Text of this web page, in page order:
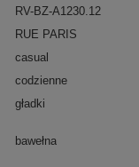
RV-BZ-A1230.12
RUE PARIS
casual
codzienne
gładki
bawełna